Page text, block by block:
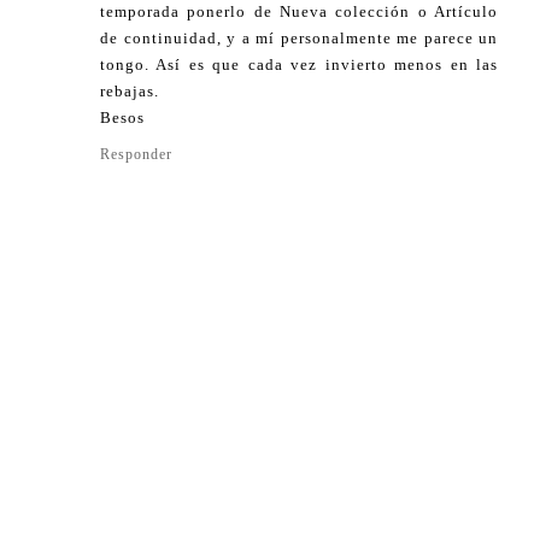
temporada ponerlo de Nueva colección o Artículo
de continuidad, y a mí personalmente me parece un
tongo. Así es que cada vez invierto menos en las
rebajas.
Besos
Responder